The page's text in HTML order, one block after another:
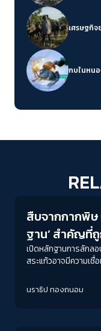
เศรษฐกิจ
กบในหนอ
Environment
สืบจากกากพิษ
ฐาน’ สำคัญที่
เปิดหลักฐานการลักล
สระแก้วอาจมีความเ
นราธิป ทองถนอม
A-
ระยะห่า
ปกติ
ปรับสีสำ